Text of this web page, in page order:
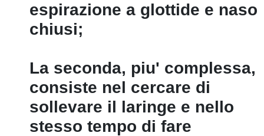
espirazione a glottide e naso
chiusi;
La seconda, piu' complessa,
consiste nel cercare di
sollevare il laringe e nello
stesso tempo di fare